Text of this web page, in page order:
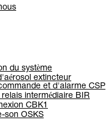
du système
extincteur
et d'alarme CSP
intermédiaire BIR
CBK1
son OSKS